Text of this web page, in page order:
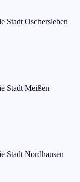
Stadt Oschersleben
Stadt Meißen
Stadt Nordhausen